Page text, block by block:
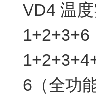
VD4 温
1+2+3+6
6（全功